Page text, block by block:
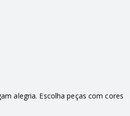
alegria. Escolha peças com cores